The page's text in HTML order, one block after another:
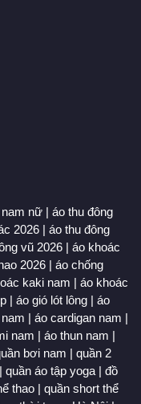
nam nữ | áo thu đông
2026 | áo thu đông
vũ 2026 | áo khoác
2026 | áo chống
kaki nam | áo khoác
| áo gió lót lông | áo
| áo cardigan nam |
nam | áo thun nam |
bơi nam | quần 2
| quần áo tập yoga | đồ
thao | quần short thể